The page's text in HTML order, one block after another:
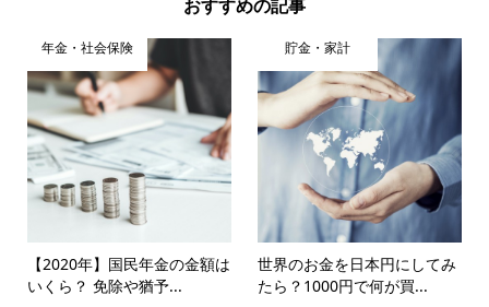
おすすめの記事
年金・社会保険
【2020年】国民年金の金額は
いくら？ 免除や猶予...
貯金・家計
世界のお金を日本円にしてみ
たら？1000円で何が買...